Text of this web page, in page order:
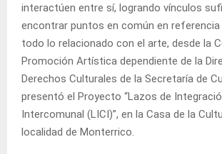
interactúen entre sí, logrando vínculos
encontrar puntos en común en referencia
todo lo relacionado con el arte, desde la
Promoción Artística dependiente de la
Derechos Culturales de la Secretaría de
presentó el Proyecto “Lazos de
Intercomunal (LICI)”, en la Casa de la
localidad de Monterrico.